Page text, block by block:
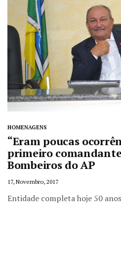
HOMENAGENS
“Eram poucas
primeiro
Bombeiros do AP
17, Novembro, 2017
Entidade completa hoje 50